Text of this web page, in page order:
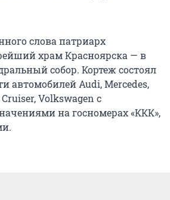
слова патриарх
храм Красноярска — в
собор. Кортеж состоял
автомобилей Audi, Mercedes,
Volkswagen с
на госномерах «ККК»,